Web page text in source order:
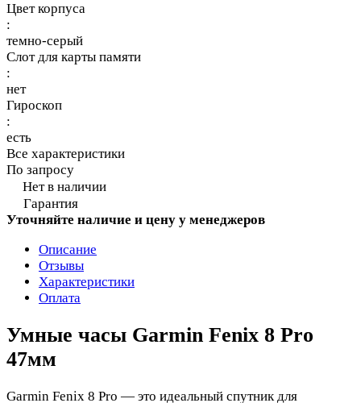
Цвет корпуса
:
темно-серый
Слот для карты памяти
:
нет
Гироскоп
:
есть
Все характеристики
По запросу
Нет в наличии
Гарантия
Уточняйте наличие и цену у менеджеров
Описание
Отзывы
Характеристики
Оплата
Умные часы Garmin Fenix 8 Pro
47мм
Garmin Fenix 8 Pro — это идеальный спутник для